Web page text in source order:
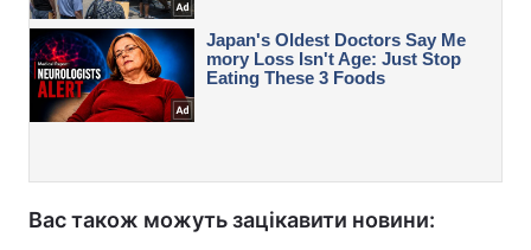
Вас також можуть зацікавити новини: